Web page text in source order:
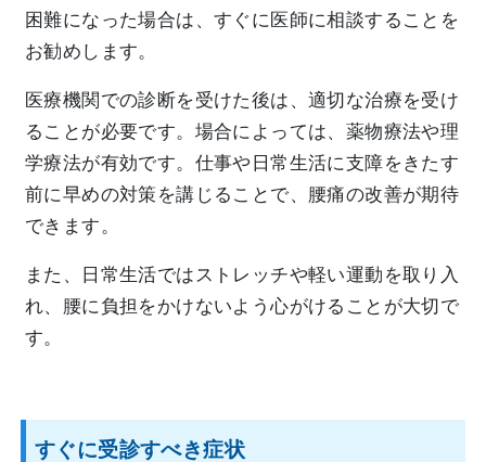
困難になった場合は、すぐに医師に相談することを
お勧めします。
医療機関での診断を受けた後は、適切な治療を受け
ることが必要です。場合によっては、薬物療法や理
学療法が有効です。仕事や日常生活に支障をきたす
前に早めの対策を講じることで、腰痛の改善が期待
できます。
また、日常生活ではストレッチや軽い運動を取り入
れ、腰に負担をかけないよう心がけることが大切で
す。
すぐに受診すべき症状